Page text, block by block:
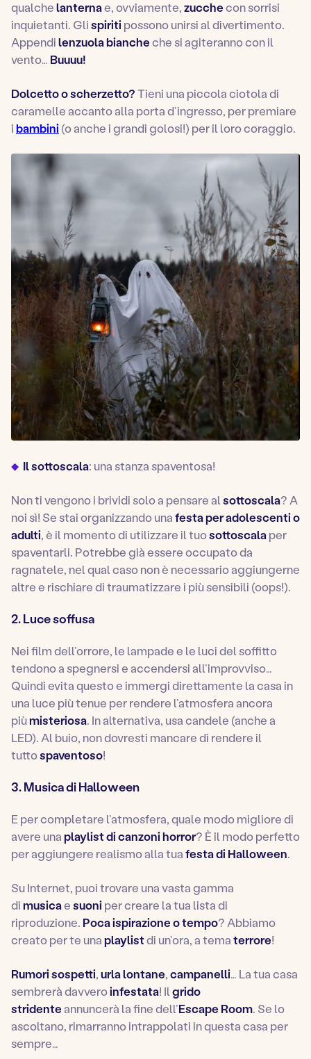
qualchelanternae, ovviamente,zucchecon sorrisi
inquietanti. Glispiritipossono unirsi al divertimento.
Appendilenzuola biancheche si agiteranno con il
vento… Buuuu!
Dolcetto o scherzetto?Tieni una piccola ciotola di
caramelle accanto alla porta d’ingresso, per premiare
ibambini(o anche i grandi golosi!) per il loro coraggio.
Il sottoscala: una stanza spaventosa!
Non ti vengono i brividi solo a pensare alsottoscala? A
noi sì! Se stai organizzando unafesta per adolescenti o
adulti, è il momento di utilizzare il tuosottoscalaper
spaventarli. Potrebbe già essere occupato da
ragnatele, nel qual caso non è necessario aggiungerne
altre e rischiare di traumatizzare i più sensibili (oops!).
2. Luce soffusa
Nei film dell’orrore, le lampade e le luci del soffitto
tendono a spegnersi e accendersi all’improvviso…
Quindi evita questo e immergi direttamente la casa in
una luce più tenue per rendere l’atmosfera ancora
piùmisteriosa. In alternativa, usa candele (anche a
LED). Al buio, non dovresti mancare di rendere il
tuttospaventoso!
3. Musica di Halloween
E per completare l’atmosfera, quale modo migliore di
avere unaplaylist di canzoni horror? È il modo perfetto
per aggiungere realismo alla tuafesta di Halloween.
Su Internet, puoi trovare una vasta gamma
dimusicaesuoniper creare la tua lista di
riproduzione. Poca ispirazione o tempo? Abbiamo
creato per te unaplaylistdi un’ora, a tematerrore!
Rumori sospetti,urla lontane,campanelli… La tua casa
sembrerà davveroinfestata! Ilgrido
stridenteannuncerà la fine dell’Escape Room. Se lo
ascoltano, rimarranno intrappolati in questa casa per
sempre…